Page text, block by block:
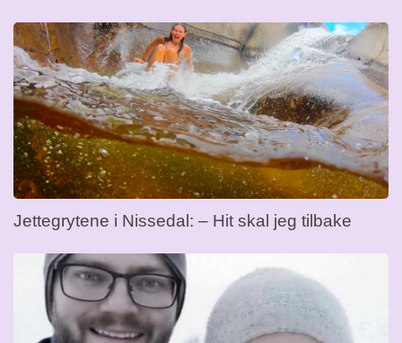
Jettegrytene i Nissedal: – Hit skal jeg tilbake